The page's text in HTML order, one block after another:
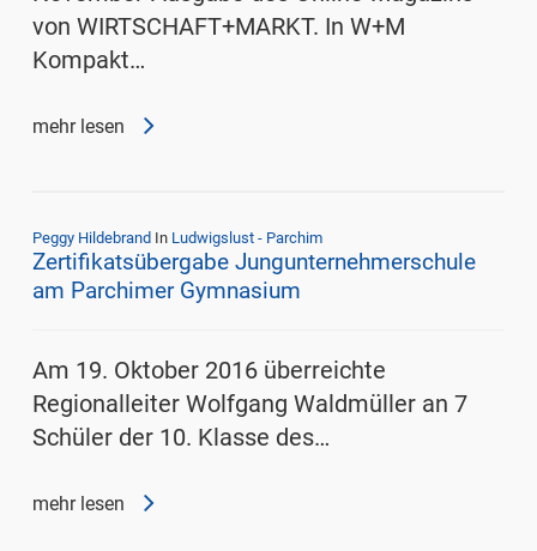
von WIRTSCHAFT+MARKT. In W+M
Kompakt…
mehr lesen
Peggy Hildebrand In Ludwigslust - Parchim
Zertifikatsübergabe Jungunternehmerschule
am Parchimer Gymnasium
Am 19. Oktober 2016 überreichte
Regionalleiter Wolfgang Waldmüller an 7
Schüler der 10. Klasse des…
mehr lesen